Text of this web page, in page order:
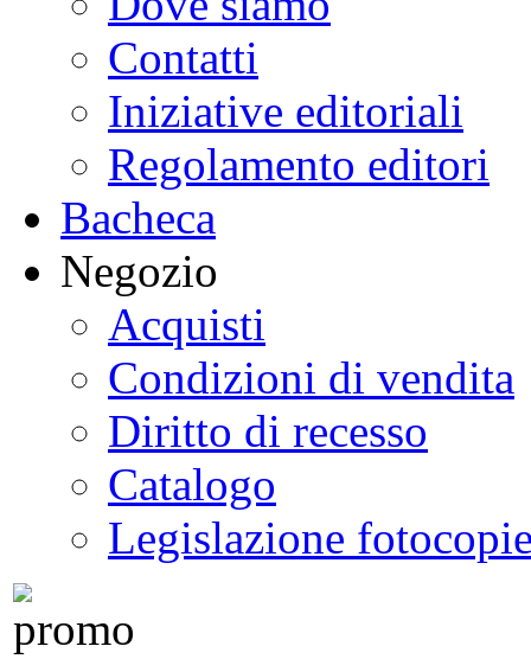
Contatti
Iniziative editoriali
Regolamento editori
Bacheca
Negozio
Acquisti
Condizioni di vendita
Diritto di recesso
Catalogo
Legislazione